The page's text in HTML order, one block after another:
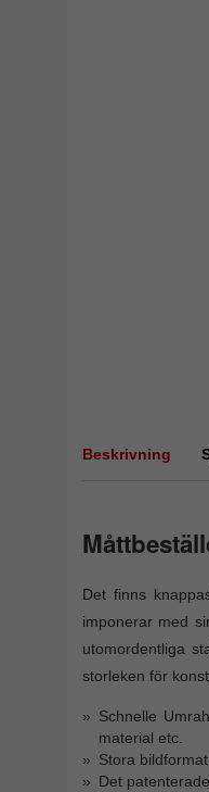
Beskrivning
Det finns
imponerar med
utomordentliga
storleken för
Schnelle
material etc.
Stora
Det